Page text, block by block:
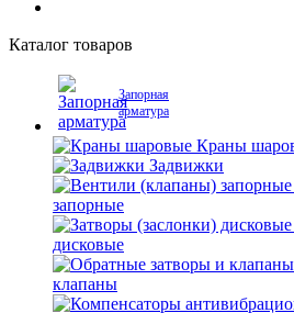
Каталог товаров
Запорная
арматура
Краны
Задвижки
запорные
дисковые
клапаны